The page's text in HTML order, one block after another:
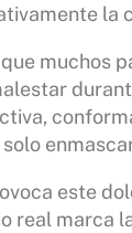
la
muchos
este
real marca